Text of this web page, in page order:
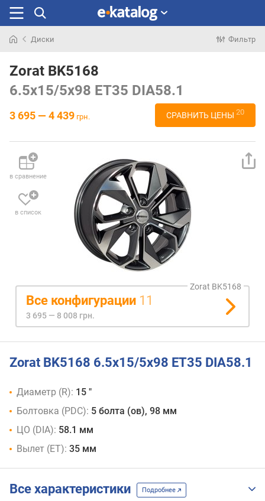
раньше
Диски Фильтр
Zorat BK5168
6.5x15/5x98 ET35 DIA58.1
3 695 — 4 439 грн. СРАВНИТЬ ЦЕНЫ 20
в сравнение
в список
Zorat BK5168
Все конфигурации 11
3 695 — 8 008 грн.
Zorat BK5168 6.5x15/5x98 ET35 DIA58.1
Диаметр (R): 15 "
Болтовка (PDC): 5 болта (ов), 98 мм
ЦО (DIA): 58.1 мм
Вылет (ET): 35 мм
Все характеристики Подробнее